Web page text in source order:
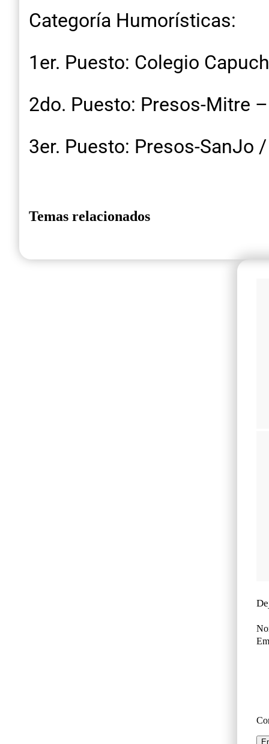
Categoría Humorísticas:
1er. Puesto: Colegio
2do. Puesto: Presos-Mitre
3er. Puesto: Presos-SanJo
Temas relacionados